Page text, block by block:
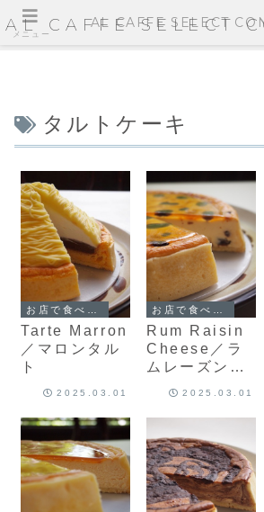
AL CAFFE SELECT
タルトケーキ
Tarte Marron
／マロンタル
ト
2025.03.01
Rum Raisin
Cheese／ラ
ムレーズンチ
2025.03.01
メニュー
AL CAFFE SELECT